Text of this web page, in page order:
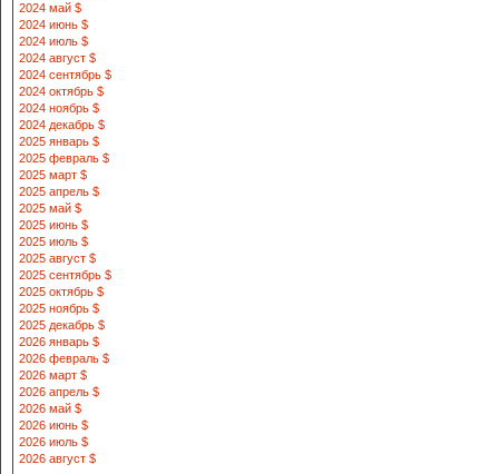
2024 май $
2024 июнь $
2024 июль $
2024 август $
2024 сентябрь $
2024 октябрь $
2024 ноябрь $
2024 декабрь $
2025 январь $
2025 февраль $
2025 март $
2025 апрель $
2025 май $
2025 июнь $
2025 июль $
2025 август $
2025 сентябрь $
2025 октябрь $
2025 ноябрь $
2025 декабрь $
2026 январь $
2026 февраль $
2026 март $
2026 апрель $
2026 май $
2026 июнь $
2026 июль $
2026 август $